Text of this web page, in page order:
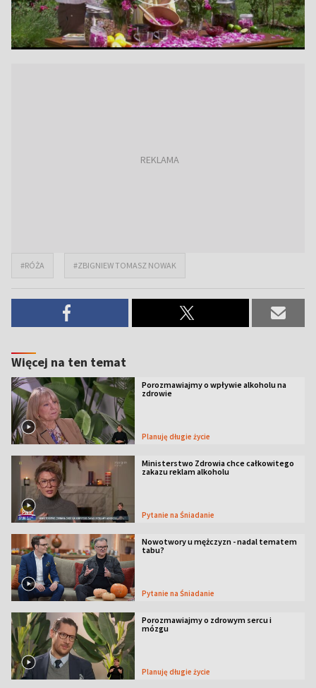
#RÓŻA #ZBIGNIEW TOMASZ NOWAK
Więcej na ten temat
Porozmawiajmy o wpływie alkoholu na
zdrowie
Planuję długie życie
Ministerstwo Zdrowia chce całkowitego
zakazu reklam alkoholu
Pytanie na Śniadanie
Nowotwory u mężczyzn - nadal tematem
tabu?
Pytanie na Śniadanie
Porozmawiajmy o zdrowym sercu i
mózgu
Planuję długie życie